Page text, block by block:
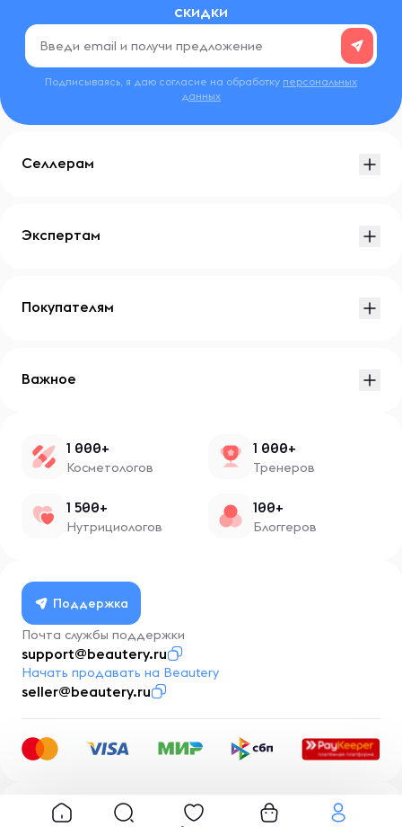
скидки
Подписываясь, я даю согласие на обработку персональных
данных
Селлерам
Экспертам
Покупателям
Важное
1 000+
Косметологов
1 000+
Тренеров
1 500+
Нутрициологов
100+
Блоггеров
Поддержка
Почта службы поддержки
support@beautery.ru
Начать продавать на Beautery
seller@beautery.ru
Разработка BusinessMentor.ru